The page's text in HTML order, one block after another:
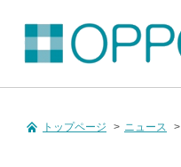
トップページ > ニュース >